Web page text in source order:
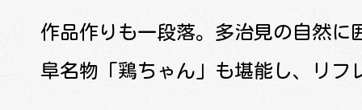
作品作りも一段落。多治見の自然に
阜名物「鶏ちゃん」も堪能し、リフ